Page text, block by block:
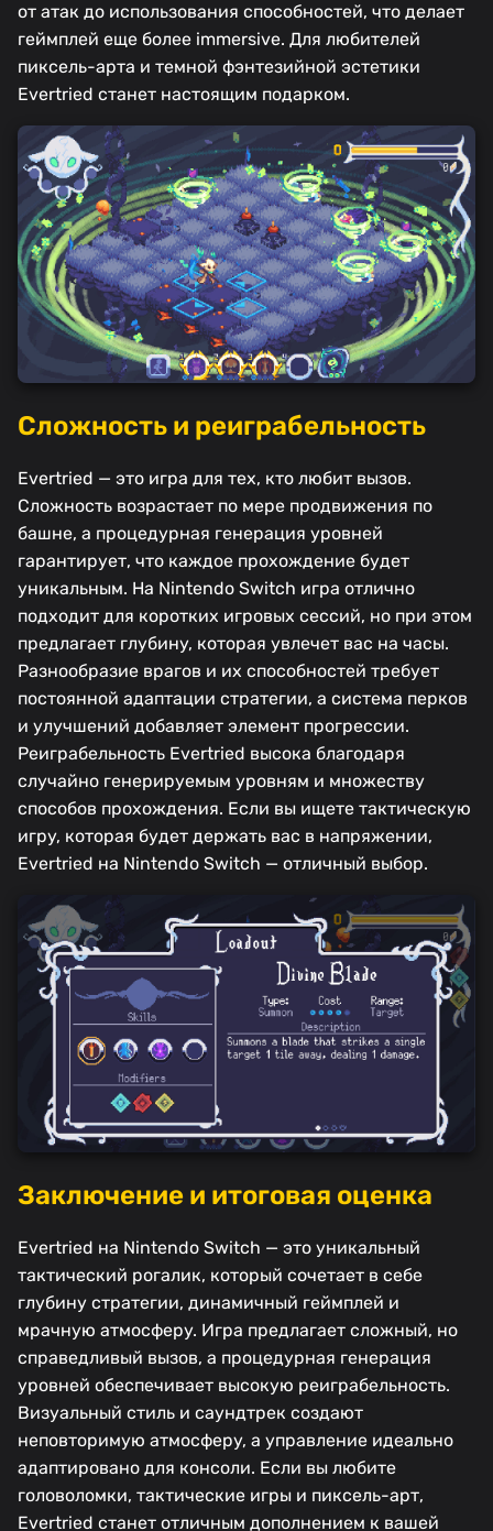
от атак до использования способностей, что делает
геймплей еще более immersive. Для любителей
пиксель-арта и темной фэнтезийной эстетики
Evertried станет настоящим подарком.
Сложность и реиграбельность
Evertried — это игра для тех, кто любит вызов.
Сложность возрастает по мере продвижения по
башне, а процедурная генерация уровней
гарантирует, что каждое прохождение будет
уникальным. На Nintendo Switch игра отлично
подходит для коротких игровых сессий, но при этом
предлагает глубину, которая увлечет вас на часы.
Разнообразие врагов и их способностей требует
постоянной адаптации стратегии, а система перков
и улучшений добавляет элемент прогрессии.
Реиграбельность Evertried высока благодаря
случайно генерируемым уровням и множеству
способов прохождения. Если вы ищете тактическую
игру, которая будет держать вас в напряжении,
Evertried на Nintendo Switch — отличный выбор.
Заключение и итоговая оценка
Evertried на Nintendo Switch — это уникальный
тактический рогалик, который сочетает в себе
глубину стратегии, динамичный геймплей и
мрачную атмосферу. Игра предлагает сложный, но
справедливый вызов, а процедурная генерация
уровней обеспечивает высокую реиграбельность.
Визуальный стиль и саундтрек создают
неповторимую атмосферу, а управление идеально
адаптировано для консоли. Если вы любите
головоломки, тактические игры и пиксель-арт,
Evertried станет отличным дополнением к вашей